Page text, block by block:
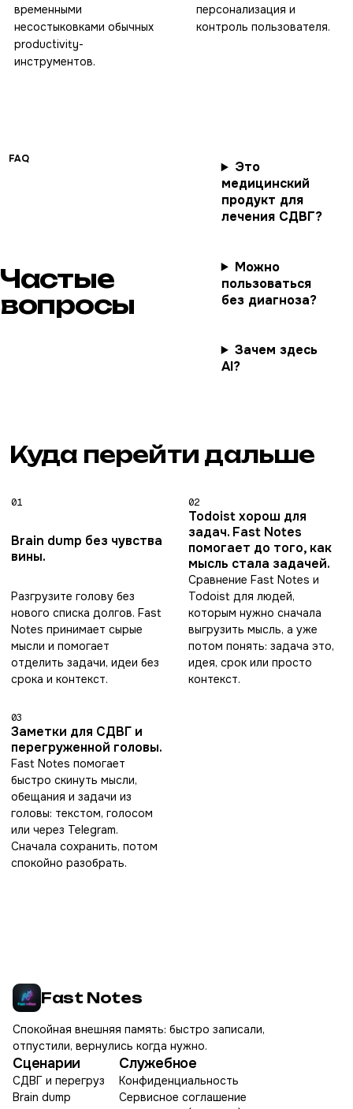
временными
несостыковками обычных
productivity-
инструментов.
персонализация и
контроль пользователя.
FAQ
Частые
вопросы
Это
медицинский
продукт для
лечения СДВГ?
Можно
пользоваться
без диагноза?
Зачем здесь
AI?
Куда перейти дальше
01
Brain dump без чувства
вины.
Разгрузите голову без
нового списка долгов. Fast
Notes принимает сырые
мысли и помогает
отделить задачи, идеи без
срока и контекст.
02
Todoist хорош для
задач. Fast Notes
помогает до того, как
мысль стала задачей.
Сравнение Fast Notes и
Todoist для людей,
которым нужно сначала
выгрузить мысль, а уже
потом понять: задача это,
идея, срок или просто
контекст.
03
Заметки для СДВГ и
перегруженной головы.
Fast Notes помогает
быстро скинуть мысли,
обещания и задачи из
головы: текстом, голосом
или через Telegram.
Сначала сохранить, потом
спокойно разобрать.
Fast Notes
Спокойная внешняя память: быстро записали,
отпустили, вернулись когда нужно.
Сценарии
СДВГ и перегруз
Brain dump
Служебное
Конфиденциальность
Сервисное соглашение